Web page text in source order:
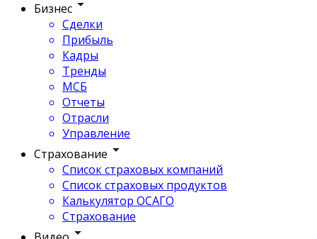
Бизнес
Сделки
Прибыль
Кадры
Тренды
МСБ
Отчеты
Отрасли
Управление
Страхование
Список страховых компаний
Список страховых продуктов
Калькулятор ОСАГО
Страхование